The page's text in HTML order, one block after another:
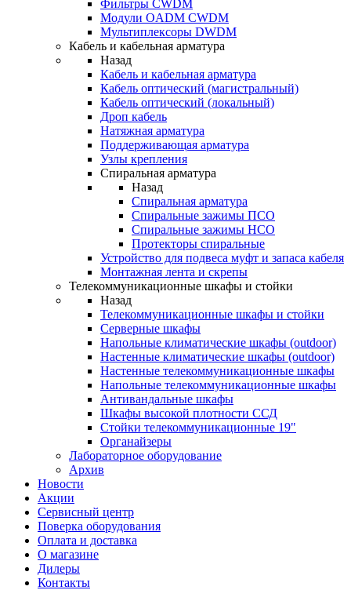
Фильтры CWDM
Модули OADM CWDM
Мультиплексоры DWDM
Кабель и кабельная арматура
Назад
Кабель и кабельная арматура
Кабель оптический (магистральный)
Кабель оптический (локальный)
Дроп кабель
Натяжная арматура
Поддерживающая арматура
Узлы крепления
Спиральная арматура
Назад
Спиральная арматура
Спиральные зажимы ПСО
Спиральные зажимы НСО
Протекторы спиральные
Устройство для подвеса муфт и запаса кабеля
Монтажная лента и скрепы
Телекоммуникационные шкафы и стойки
Назад
Телекоммуникационные шкафы и стойки
Серверные шкафы
Напольные климатические шкафы (outdoor)
Настенные климатические шкафы (outdoor)
Настенные телекоммуникационные шкафы
Напольные телекоммуникационные шкафы
Антивандальные шкафы
Шкафы высокой плотности ССД
Стойки телекоммуникационные 19"
Органайзеры
Лабораторное оборудование
Архив
Новости
Акции
Сервисный центр
Поверка оборудования
Оплата и доставка
О магазине
Дилеры
Контакты